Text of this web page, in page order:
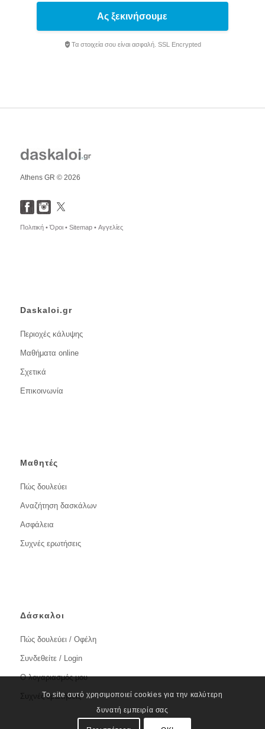
Ας ξεκινήσουμε
Τα στοιχεία σου είναι ασφαλή. SSL Encrypted
Athens GR © 2026
Πολιτική •Όροι • Sitemap • Αγγελίες
Daskaloi.gr
Περιοχές κάλυψης
Μαθήματα online
Σχετικά
Επικοινωνία
Μαθητές
Πώς δουλεύει
Αναζήτηση δασκάλων
Ασφάλεια
Συχνές ερωτήσεις
Δάσκαλοι
Πώς δουλεύει / Οφέλη
Συνδεθείτε / Login
Ο λογαριασμός μου
Συχνές ερωτήσεις
Το site αυτό χρησιμοποιεί cookies για την καλύτερη
δυνατή εμπειρία σας